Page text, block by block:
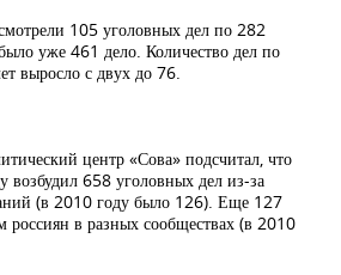
105 уголовных дел по 282
уже 461 дело. Количество дел по
выросло с двух до 76.
центр «Сова» подсчитал, что
возбудил 658 уголовных дел из-за
(в 2010 году было 126). Еще 127
россиян в разных сообществах (в 2010